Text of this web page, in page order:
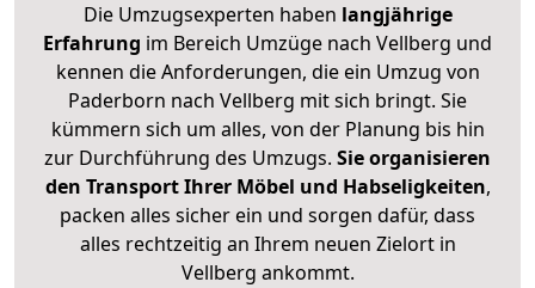
Die Umzugsexperten haben langjährige
Erfahrung im Bereich Umzüge nach Vellberg und
kennen die Anforderungen, die ein Umzug von
Paderborn nach Vellberg mit sich bringt. Sie
kümmern sich um alles, von der Planung bis hin
zur Durchführung des Umzugs. Sie organisieren
den Transport Ihrer Möbel und Habseligkeiten,
packen alles sicher ein und sorgen dafür, dass
alles rechtzeitig an Ihrem neuen Zielort in
Vellberg ankommt.